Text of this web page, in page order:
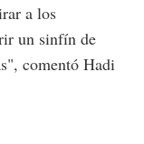
a los
un sinfín de
comentó Hadi